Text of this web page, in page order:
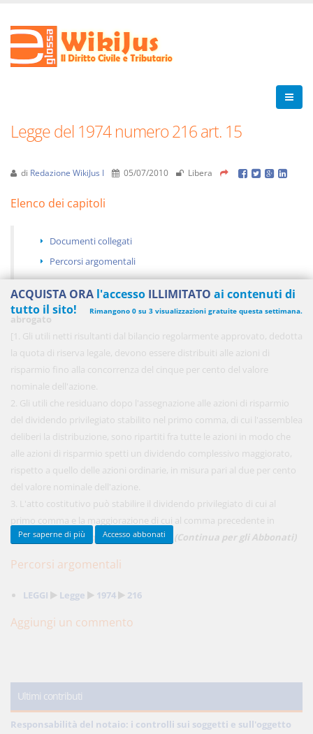
Legge del 1974 numero 216 art. 15
di Redazione WikiJus I 05/07/2010 Libera
Elenco dei capitoli
Documenti collegati
Percorsi argomentali
abrogato
[1. Gli utili netti risultanti dal bilancio regolarmente approvato, dedotta
la quota di riserva legale, devono essere distribuiti alle azioni di
risparmio fino alla concorrenza del cinque per cento del valore
nominale dell'azione.
2. Gli utili che residuano dopo l'assegnazione alle azioni di risparmio
del dividendo privilegiato stabilito nel primo comma, di cui l'assemblea
deliberi la distribuzione, sono ripartiti fra tutte le azioni in modo che
alle azioni di risparmio spetti un dividendo complessivo maggiorato,
rispetto a quello delle azioni ordinarie, in misura pari al due per cento
del valore nominale dell'azione.
3. L'atto costitutivo può stabilire il dividendo privilegiato di cui al
primo comma e la maggiorazione di cui al comma precedente in
misura superiore a quelle ivi indicate. ... (Continua per gli Abbonati)
Percorsi argomentali
LEGGI Legge 1974 216
Aggiungi un commento
Ultimi contributi
Responsabilità del notaio: i controlli sui soggetti e sull'oggetto
ACQUISTA ORA l'accesso ILLIMITATO ai contenuti di
tutto il sito!
Rimangono 0 su 3 visualizzazioni gratuite questa settimana.
450,00 € ANNUALI
anziché
Acquista ora
48,00 € MENSILI
Acquista ora
Per saperne di più Accesso abbonati